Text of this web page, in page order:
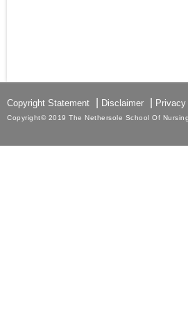
Copyright Statement Disclaimer
Copyright© 2019 The Nethersole School Of